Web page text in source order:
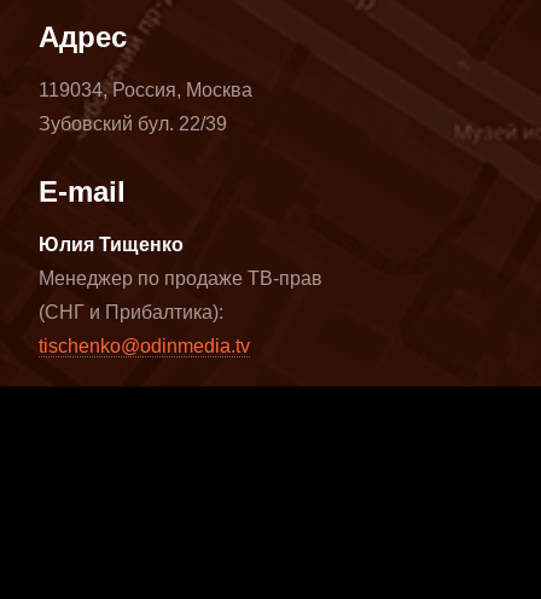
Адрес
119034, Россия, Москва
Зубовский бул. 22/39
E-mail
Юлия Тищенко
Менеджер по продаже ТВ-прав
(СНГ и Прибалтика):
tischenko@odinmedia.tv